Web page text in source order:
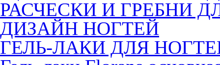
РАСЧЕСКИ И ГРЕБНИ
ДИЗАЙН НОГТЕЙ
ГЕЛЬ-ЛАКИ ДЛЯ